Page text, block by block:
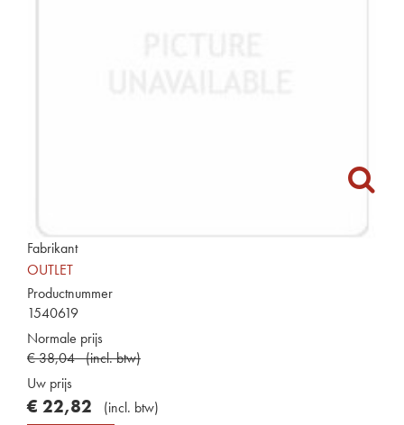
Fabrikant
OUTLET
Productnummer
1540619
Normale prijs
€38,04 (incl. btw)
Uw prijs
€ 22,82 (incl. btw)